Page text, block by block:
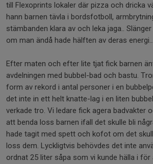
till Flexoprints lokaler där pizza och dricka
hann barnen tävla i bordsfotboll,
stämbanden klara av och leka jaga..
om man ändå hade hälften av deras
Efter maten och efter lite tjat fick barnen
avdelningen med bubbel-bad och bastu.
form av rekord i antal personer i en
det inte in ett helt knatte-lag i en liten
verkade tro. Vi ledare fick agera badvakter
att benda loss barnen ifall det skulle bli
hade tagit med spett och kofot om det
loss dem. Lyckligtvis behövdes det inte
ordnat 25 liter såpa som vi kunde hälla i